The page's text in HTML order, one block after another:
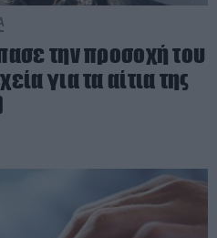
την προσοχή του
για τα αίτια της